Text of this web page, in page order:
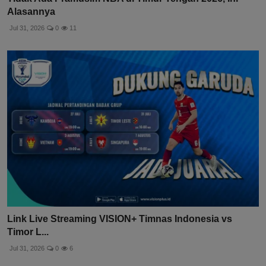
Alasannya
Jul 31, 2026 0 11
Link Live Streaming VISION+ Timnas Indonesia vs
Timor L...
Jul 31, 2026 0 6